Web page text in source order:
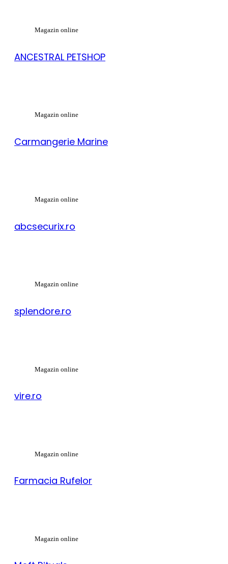
Magazin online
ANCESTRAL PETSHOP
Magazin online
Carmangerie Marine
Magazin online
abcsecurix.ro
Magazin online
splendore.ro
Magazin online
vire.ro
Magazin online
Farmacia Rufelor
Magazin online